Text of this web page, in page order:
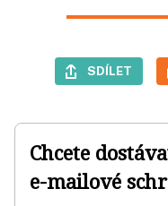
SDÍLET
Chcete
e-mailové